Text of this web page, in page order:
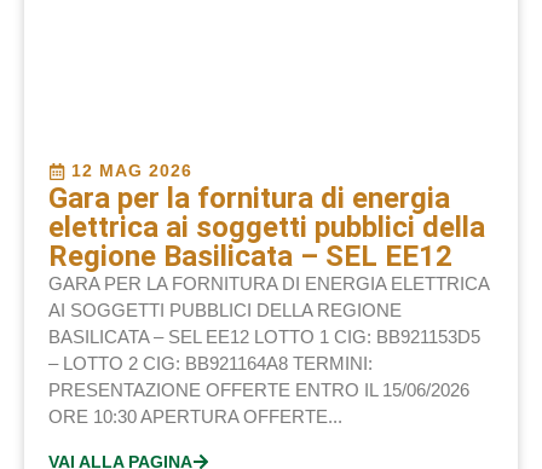
12 MAG 2026
Gara per la fornitura di energia
elettrica ai soggetti pubblici della
Regione Basilicata – SEL EE12
GARA PER LA FORNITURA DI ENERGIA ELETTRICA
AI SOGGETTI PUBBLICI DELLA REGIONE
BASILICATA – SEL EE12 LOTTO 1 CIG: BB921153D5
– LOTTO 2 CIG: BB921164A8 TERMINI:
PRESENTAZIONE OFFERTE ENTRO IL 15/06/2026
ORE 10:30 APERTURA OFFERTE...
VAI ALLA PAGINA